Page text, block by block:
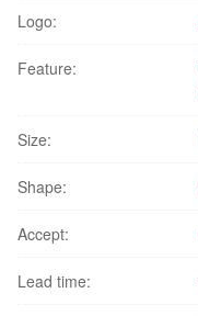
Logo:
Feature:
Size:
Shape:
Accept:
Lead time: